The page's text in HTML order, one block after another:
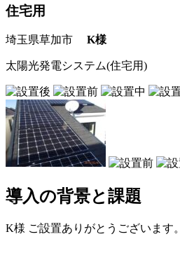
住宅用
埼玉県草加市 K様
太陽光発電システム(住宅用)
導入の背景と課題
K様 ご設置ありがとうございます。